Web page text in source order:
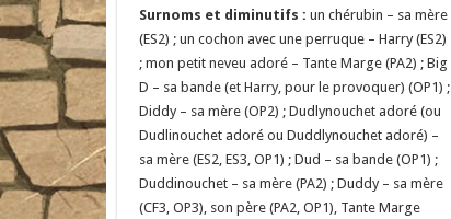
Surnoms et diminutifs : un chérubin – sa mère
(ES2) ; un cochon avec une perruque – Harry (ES2)
; mon petit neveu adoré – Tante Marge (PA2) ; Big
D – sa bande (et Harry, pour le provoquer) (OP1) ;
Diddy – sa mère (OP2) ; Dudlynouchet adoré (ou
Dudlinouchet adoré ou Duddlynouchet adoré) –
sa mère (ES2, ES3, OP1) ; Dud – sa bande (OP1) ;
Duddinouchet – sa mère (PA2) ; Duddy – sa mère
(CF3, OP3), son père (PA2, OP1), Tante Marge